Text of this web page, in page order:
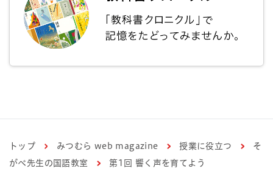
トップ みつむら web magazine 授業に役立つ
そ
がべ先生の国語教室
第1回 響く声を育てよう